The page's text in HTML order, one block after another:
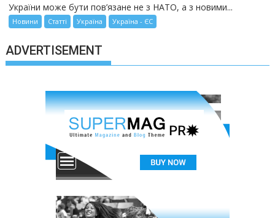
України може бути пов’язане не з НАТО, а з новими...
Новини Статті Україна Україна - ЄС
ADVERTISEMENT